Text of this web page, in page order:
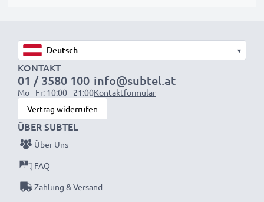
Entscheiden Sie sich für CELLONIC und machen Sie
keine Abstriche bei der Qualität!
▾
KONTAKT
01 / 3580 100
Mo - Fr: 10:00 - 21:00
info@subtel.at
Kontaktformular
Vertrag widerrufen
ÜBER SUBTEL
Über Uns
FAQ
Zahlung & Versand